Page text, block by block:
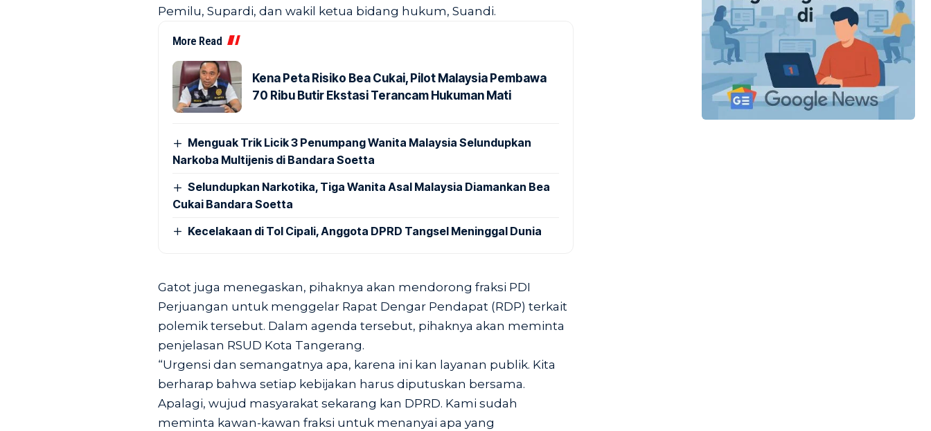
Pemilu, Supardi, dan wakil ketua bidang hukum, Suandi.
More Read
Kena Peta Risiko Bea Cukai, Pilot Malaysia Pembawa
70 Ribu Butir Ekstasi Terancam Hukuman Mati
Menguak Trik Licik 3 Penumpang Wanita Malaysia Selundupkan
Narkoba Multijenis di Bandara Soetta
Selundupkan Narkotika, Tiga Wanita Asal Malaysia Diamankan Bea
Cukai Bandara Soetta
Kecelakaan di Tol Cipali, Anggota DPRD Tangsel Meninggal Dunia
Gatot juga menegaskan, pihaknya akan mendorong fraksi PDI
Perjuangan untuk menggelar Rapat Dengar Pendapat (RDP) terkait
polemik tersebut. Dalam agenda tersebut, pihaknya akan meminta
penjelasan RSUD Kota Tangerang.
“Urgensi dan semangatnya apa, karena ini kan layanan publik. Kita
berharap bahwa setiap kebijakan harus diputuskan bersama.
Apalagi, wujud masyarakat sekarang kan DPRD. Kami sudah
meminta kawan-kawan fraksi untuk menanyai apa yang